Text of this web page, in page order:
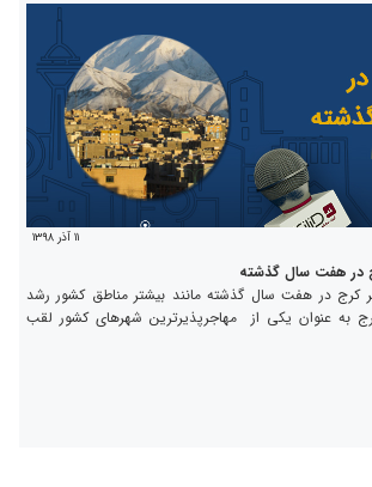
۱۱ آذر ۱۳۹۸
در هفت سال گذشته
کرج در هفت سال گذشته مانند بیشتر مناطق کشور رشد
به عنوان یکی از مهاجرپذیرترین شهرهای کشور لقب